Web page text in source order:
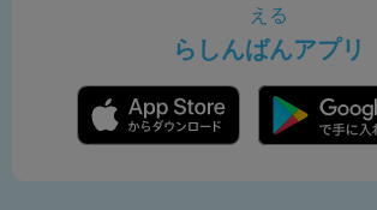
える
らしんばんアプリ